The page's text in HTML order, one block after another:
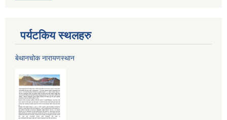
पर्यटकिय स्थलहरु
बेथानचोक नारायणस्थान